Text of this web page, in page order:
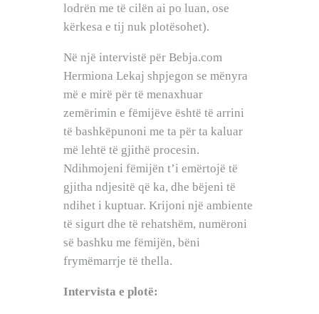
lodrën me të cilën ai po luan, ose
kërkesa e tij nuk plotësohet).
Në një intervistë për Bebja.com
Hermiona Lekaj shpjegon se mënyra
më e mirë për të menaxhuar
zemërimin e fëmijëve është të arrini
të bashkëpunoni me ta për ta kaluar
më lehtë të gjithë procesin.
Ndihmojeni fëmijën t’i emërtojë të
gjitha ndjesitë që ka, dhe bëjeni të
ndihet i kuptuar. Krijoni një ambiente
të sigurt dhe të rehatshëm, numëroni
së bashku me fëmijën, bëni
frymëmarrje të thella.
Intervista e plotë: